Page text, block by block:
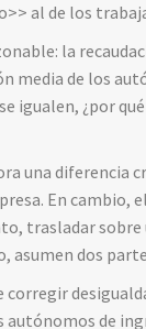
al de los
la
media de los
igualen, ¿por
una diferencia
En
trasladar sobre
asumen dos
de